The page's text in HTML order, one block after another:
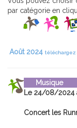
par catégorie en
Août 2024 téléchargez
Musique
Le 24/08/2024
Concert les